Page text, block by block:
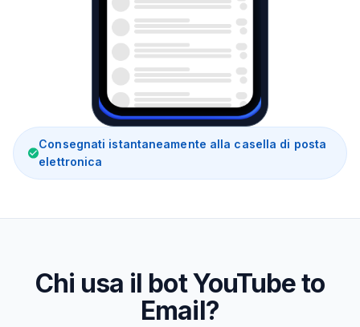
Consegnati istantaneamente alla casella di posta
elettronica
Chi usa il bot YouTube to
Email?